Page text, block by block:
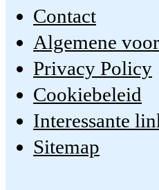
Contact
Algemene
Privacy Policy
Cookiebeleid
Interessante
Sitemap